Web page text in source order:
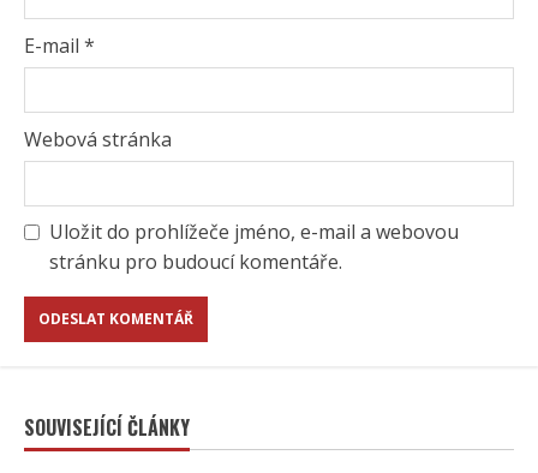
E-mail *
Webová stránka
Uložit do prohlížeče jméno, e-mail a webovou
stránku pro budoucí komentáře.
SOUVISEJÍCÍ ČLÁNKY